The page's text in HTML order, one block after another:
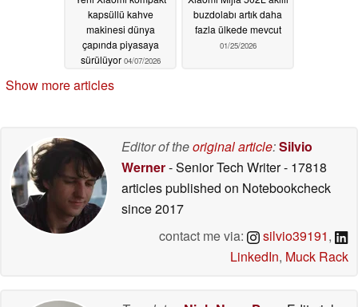
kapsüllü kahve
makinesi dünya
çapında piyasaya
sürülüyor 04/07/2026
buzdolabı artık daha
fazla ülkede mevcut
01/25/2026
Show more articles
Editor of theoriginal article:Silvio
Werner- Senior Tech Writer- 17818
articles published on Notebookcheck
since 2017
contact me via:
silvio39191,
LinkedIn, Muck Rack